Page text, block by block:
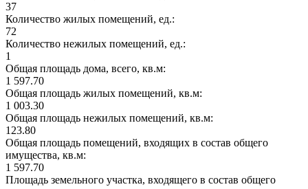
37
Количество жилых помещений, ед.:
72
Количество нежилых помещений, ед.:
1
Общая площадь дома, всего, кв.м:
1 597.70
Общая площадь жилых помещений, кв.м:
1 003.30
Общая площадь нежилых помещений, кв.м:
123.80
Общая площадь помещений, входящих в состав общего
имущества, кв.м:
1 597.70
Площадь земельного участка, входящего в состав общего